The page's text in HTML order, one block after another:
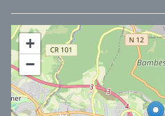
+
−